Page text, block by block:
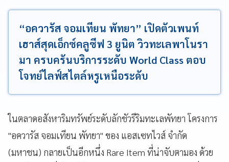
“อควารัส จอมเทียน พัทยา” เปิดตัวเพนท์
เฮาส์สุดเอ็กซ์คลูซีฟ 3 ยูนิต วิวทะเลพาโนรา
มา ครบครันบริการระดับ World Class ตอบ
โจทย์ไลฟ์สไตล์หรูเหนือระดับ
ในตลาดอสังหาริมทรัพย์ระดับลักชัวรีริมทะเลพัทยา โครงการ
"อควารัส จอมเทียน พัทยา" ของ แอสเซทไวส์ จำกัด
(มหาชน) กลายเป็นอีกหนึ่ง Rare Item ที่น่าจับตามอง ด้วย